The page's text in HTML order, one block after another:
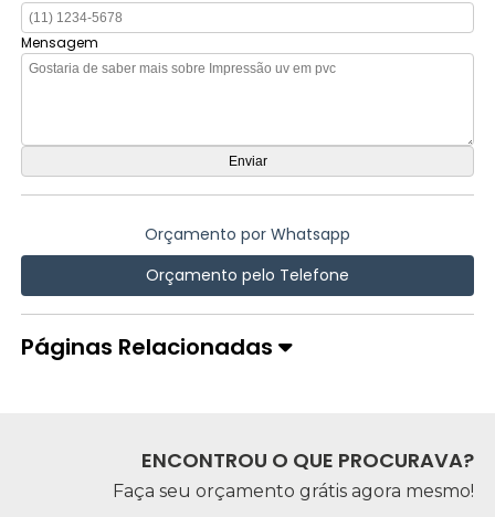
Mensagem
Orçamento por Whatsapp
Orçamento pelo Telefone
Páginas Relacionadas
ENCONTROU O QUE PROCURAVA?
Faça seu orçamento grátis agora mesmo!